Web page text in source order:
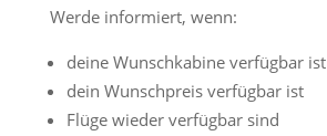
Werde informiert, wenn:
deine Wunschkabine verfügbar ist
dein Wunschpreis verfügbar ist
Flüge wieder verfügbar sind